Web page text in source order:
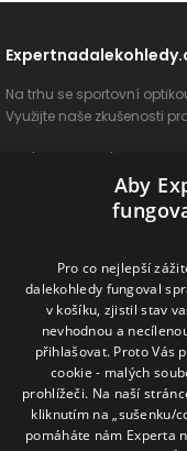
Na trhu se sportovní
Využijte naše zkušenosti
O nás Vše o nákupu
Ochrana
Dalekohledy Spektivy
Sledujte nás na
Aby
Pro co nejlepší
dalekohledy fungoval
v košíku, zjistil stav
nevhodnou a
přihlašovat. Proto Vás
cookie - malých
prohlížeči. Na naší
kliknutím na „sušenku/
pomáháte nám Experta